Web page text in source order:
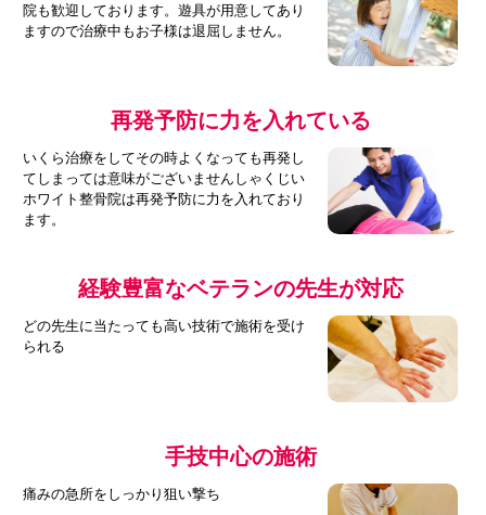
院も歓迎しております。遊具が用意してあり
ますので治療中もお子様は退屈しません。
再発予防に力を入れている
いくら治療をしてその時よくなっても再発し
てしまっては意味がございませんしゃくじい
ホワイト整骨院は再発予防に力を入れており
ます。
経験豊富なベテランの先生が対応
どの先生に当たっても高い技術で施術を受け
られる
手技中心の施術
痛みの急所をしっかり狙い撃ち